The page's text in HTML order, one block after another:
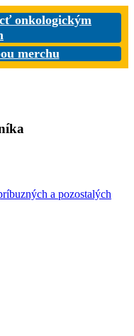
onkologickým
merchu
a pozostalých